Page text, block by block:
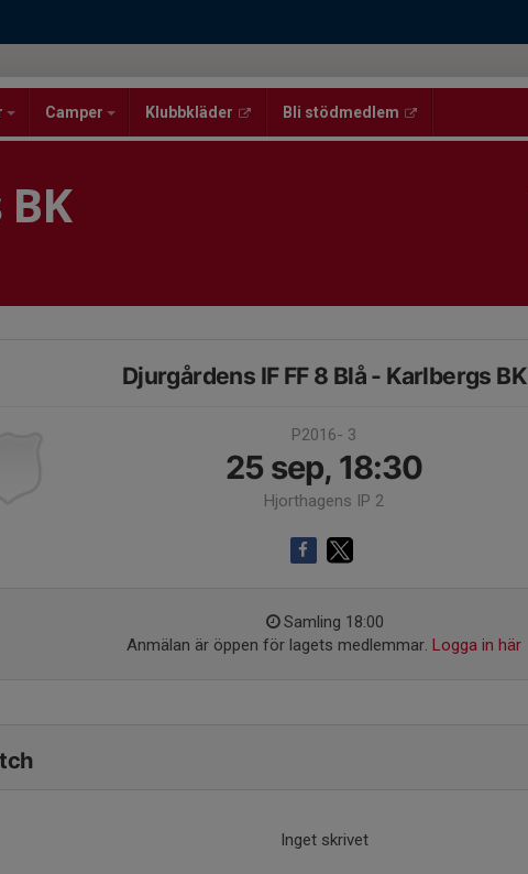
Camper Klubbkläder Bli stödmedlem
Djurgårdens IF FF 8 Blå - Karlbergs BK
P2016- 3
25 sep, 18:30
Hjorthagens IP 2
Samling 18:00
Anmälan är öppen för lagets medlemmar. Logga in här
Inget skrivet